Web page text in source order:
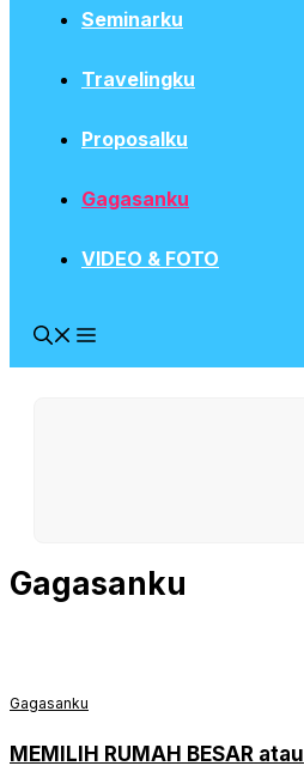
Seminarku
Travelingku
Proposalku
Gagasanku
VIDEO & FOTO
Gagasanku
Gagasanku
MEMILIH RUMAH BESAR atau